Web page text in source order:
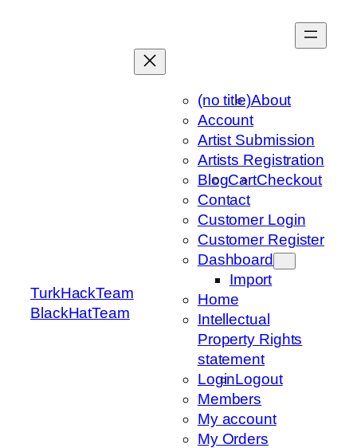
TurkHackTeam
BlackHatTeam
(no title)About
Account
Artist Submission
Artists Registration
BlogCartCheckout
Contact
Customer Login
Customer Register
Dashboard
Import
Home
Intellectual
Property Rights
statement
LoginLogout
Members
My account
My Orders